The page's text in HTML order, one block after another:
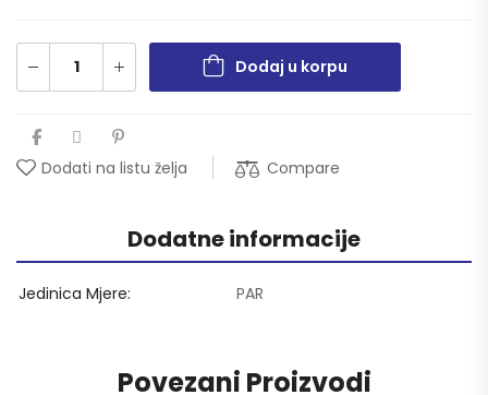
Dodaj u korpu
Dodati na listu želja Compare
Dodatne informacije
Jedinica Mjere PAR
Povezani Proizvodi